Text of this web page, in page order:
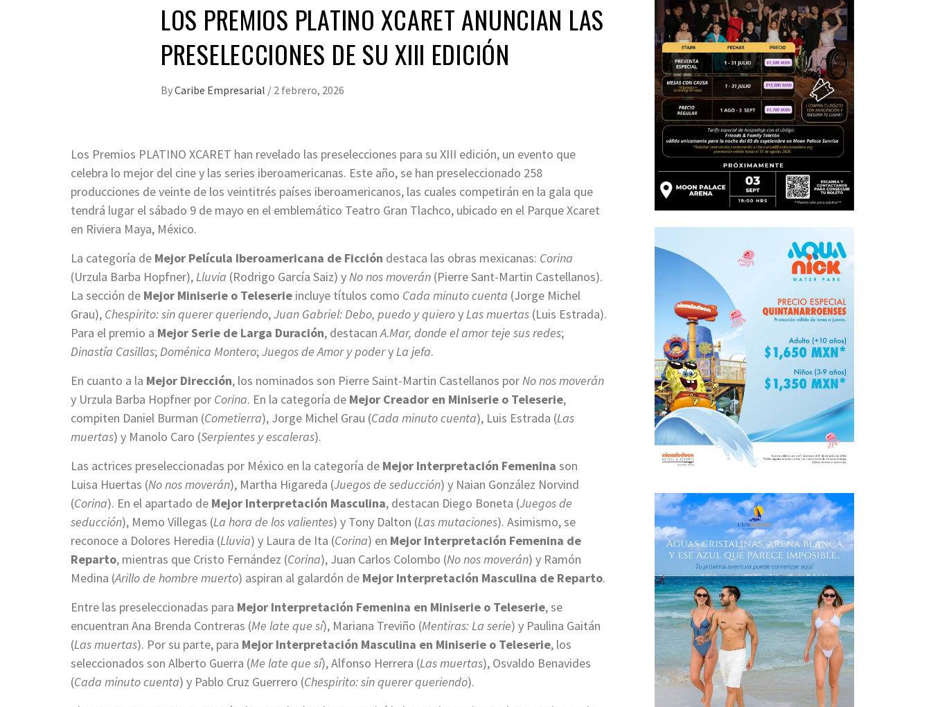
LOS PREMIOS PLATINO XCARET ANUNCIAN LAS
PRESELECCIONES DE SU XIII EDICIÓN
ByCaribe Empresarial / 2 febrero, 2026
Los Premios PLATINO XCARET han revelado las preselecciones para su XIII edición, un evento que
celebra lo mejor del cine y las series iberoamericanas. Este año, se han preseleccionado 258
producciones de veinte de los veintitrés países iberoamericanos, las cuales competirán en la gala que
tendrá lugar el sábado 9 de mayo en el emblemático Teatro Gran Tlachco, ubicado en el Parque Xcaret
en Riviera Maya, México.
La categoría de Mejor Película Iberoamericana de Ficción destaca las obras mexicanas: Corina
(Urzula Barba Hopfner),Lluvia (Rodrigo García Saiz) yNo nos moverán (Pierre Sant-Martin Castellanos).
La sección de Mejor Miniserie o Teleserie incluye títulos como Cada minuto cuenta (Jorge Michel
Grau), Chespirito: sin querer queriendo,Juan Gabriel: Debo, puedo y quieroyLas muertas (Luis Estrada).
Para el premio a Mejor Serie de Larga Duración, destacanA.Mar, donde el amor teje sus redes;
Dinastía Casillas;Doménica Montero;Juegos de Amor y poderyLa jefa.
En cuanto a la Mejor Dirección, los nominados son Pierre Saint-Martin Castellanos porNo nos moverán
y Urzula Barba Hopfner por Corina. En la categoría de Mejor Creador en Miniserie o Teleserie,
compiten Daniel Burman (Cometierra), Jorge Michel Grau (Cada minuto cuenta), Luis Estrada (Las
muertas) y Manolo Caro (Serpientes y escaleras).
Las actrices preseleccionadas por México en la categoría de Mejor Interpretación Femenina son
Luisa Huertas (No nos moverán), Martha Higareda (Juegos de seducción) y Naian González Norvind
(Corina). En el apartado de Mejor Interpretación Masculina, destacan Diego Boneta (Juegos de
seducción), Memo Villegas (La hora de los valientes) y Tony Dalton (Las mutaciones). Asimismo, se
reconoce a Dolores Heredia (Lluvia) y Laura de Ita (Corina) en Mejor Interpretación Femenina de
Reparto, mientras que Cristo Fernández (Corina), Juan Carlos Colombo (No nos moverán) y Ramón
Medina (Arillo de hombre muerto) aspiran al galardón de Mejor Interpretación Masculina de Reparto.
Entre las preseleccionadas para Mejor Interpretación Femenina en Miniserie o Teleserie, se
encuentran Ana Brenda Contreras (Me late que sí), Mariana Treviño (Mentiras: La serie) y Paulina Gaitán
(Las muertas). Por su parte, para Mejor Interpretación Masculina en Miniserie o Teleserie, los
seleccionados son Alberto Guerra (Me late que sí), Alfonso Herrera (Las muertas), Osvaldo Benavides
(Cada minuto cuenta) y Pablo Cruz Guerrero (Chespirito: sin querer queriendo).